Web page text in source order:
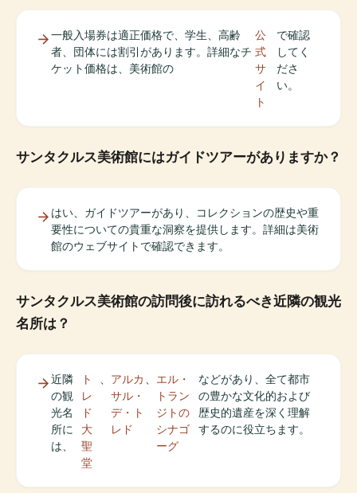
一般入場券は適正価格で、学生、高齢
者、団体には割引があります。詳細なチ
ケット価格は、美術館の
公
式
サ
イ
ト
で確認
してく
ださ
い。
サンタクルス美術館にはガイドツアーがありますか？
はい、ガイドツアーがあり、コレクションの歴史や重
要性についての貴重な洞察を提供します。詳細は美術
館のウェブサイトで確認できます。
サンタクルス美術館の訪問後に訪れるべき近隣の観光
名所は？
近隣
の観
光名
所に
は、
ト
レ
ド
大
聖
堂
アルカ
サル・
デ・ト
レド
エル・
トラン
ジトの
シナゴ
ーグ
などがあり、全て都市
の豊かな文化的および
歴史的遺産を深く理解
するのに役立ちます。